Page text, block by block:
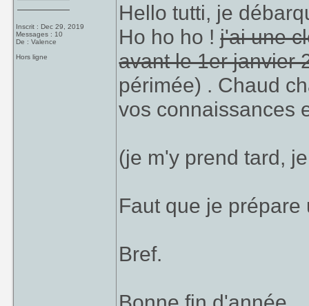
Inscrit : Dec 29, 2019
Messages : 10
De : Valence
Hors ligne
Hello tutti, je
Ho ho ho !j'ai une
avant le 1er janvier
périmée) . Chaud
vos connaissances
(je m'y prend tard,
Faut que je
Bref.